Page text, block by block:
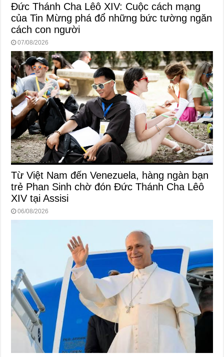
Đức Thánh Cha Lêô XIV: Cuộc cách mạng
của Tin Mừng phá đổ những bức tường ngăn
cách con người
07/08/2026
Từ Việt Nam đến Venezuela, hàng ngàn bạn
trẻ Phan Sinh chờ đón Đức Thánh Cha Lêô
XIV tại Assisi
06/08/2026